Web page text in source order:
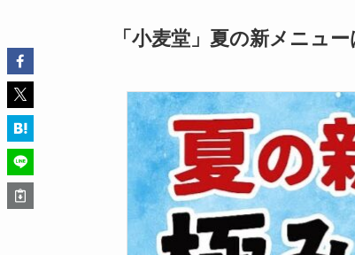
「小麦堂」夏の新メニュ